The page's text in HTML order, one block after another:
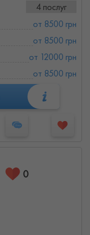
4 послуг
от 8500 грн
от 8500 грн
от 12000 грн
от 8500 грн
0